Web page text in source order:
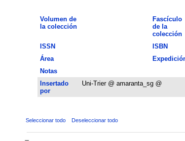
Volumen de
la colección
Fascículo
de la
colección
ISSN ISBN
Área
Notas
Insertado
por
Uni-Trier @ amaranta_sg @
Seleccionar todo Deseleccionar todo